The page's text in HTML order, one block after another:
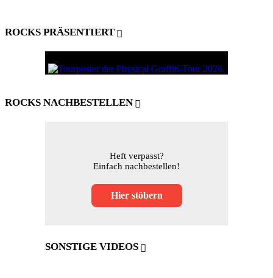
ROCKS PRÄSENTIERT
ROCKS NACHBESTELLEN
Heft verpasst?
Einfach nachbestellen!
Hier stöbern
SONSTIGE VIDEOS